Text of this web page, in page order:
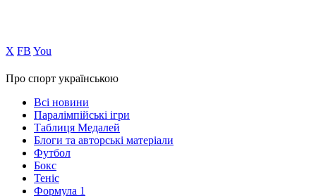
Х FB You
Про спорт українською
Всі новини
Паралімпійські ігри
Таблиця Медалей
Блоги та авторські матеріали
Футбол
Бокс
Теніс
Формула 1